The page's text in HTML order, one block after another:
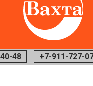
+7-911-727-0725